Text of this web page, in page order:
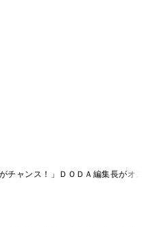
チャンス！」ＤＯＤＡ編集長がオ